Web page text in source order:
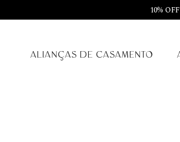
10%
ALIANÇAS DE CASAMENTO